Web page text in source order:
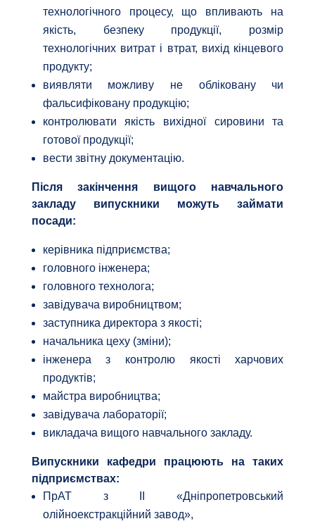
технологічного процесу, що впливають на
якість, безпеку продукції, розмір
технологічних витрат і втрат, вихід кінцевого
продукту;
виявляти можливу не обліковану чи
фальсифіковану продукцію;
контролювати якість вихідної сировини та
готової продукції;
вести звітну документацію.
Після закінчення вищого навчального
закладу випускники можуть займати
посади:
керівника підприємства;
головного інженера;
головного технолога;
завідувача виробництвом;
заступника директора з якості;
начальника цеху (зміни);
інженера з контролю якості харчових
продуктів;
майстра виробництва;
завідувача лабораторії;
викладача вищого навчального закладу.
Випускники кафедри працюють на таких
підприємствах:
ПрАТ з ІІ «Дніпропетровський
олійноекстракційний завод»,